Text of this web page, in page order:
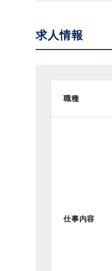
求人情報
職種
仕事内容